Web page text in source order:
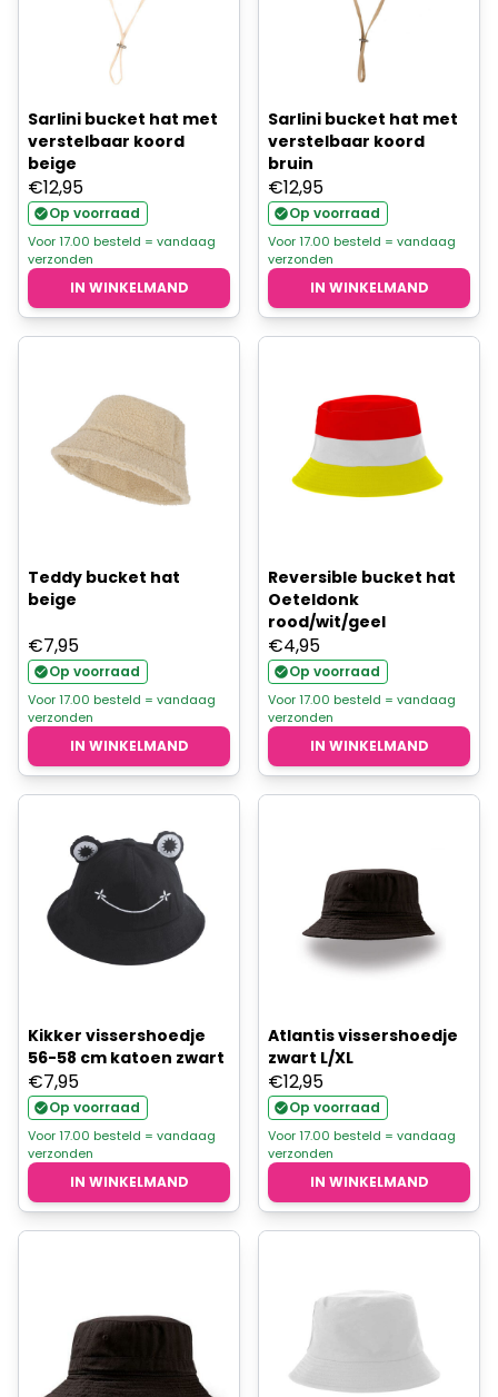
Sarlini bucket hat met
verstelbaar koord
beige
€12,95
Op voorraad
Voor 17.00 besteld = vandaag
verzonden
IN WINKELMAND
Sarlini bucket hat met
verstelbaar koord
bruin
€12,95
Op voorraad
Voor 17.00 besteld = vandaag
verzonden
IN WINKELMAND
Teddy bucket hat
beige
€7,95
Op voorraad
Voor 17.00 besteld = vandaag
verzonden
IN WINKELMAND
Reversible bucket hat
Oeteldonk
rood/wit/geel
€4,95
Op voorraad
Voor 17.00 besteld = vandaag
verzonden
IN WINKELMAND
Kikker vissershoedje
56-58 cm katoen zwart
€7,95
Op voorraad
Voor 17.00 besteld = vandaag
verzonden
IN WINKELMAND
Atlantis vissershoedje
zwart L/XL
€12,95
Op voorraad
Voor 17.00 besteld = vandaag
verzonden
IN WINKELMAND